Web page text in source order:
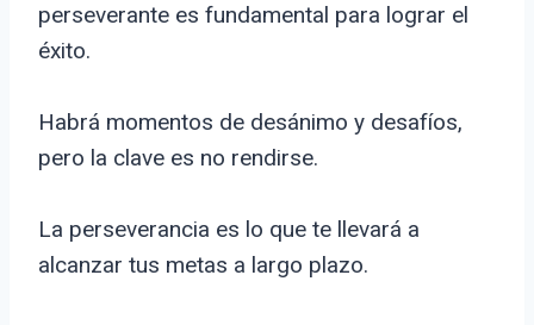
perseverante es fundamental para lograr el
éxito.
Habrá momentos de desánimo y desafíos,
pero la clave es no rendirse.
La perseverancia es lo que te llevará a
alcanzar tus metas a largo plazo.